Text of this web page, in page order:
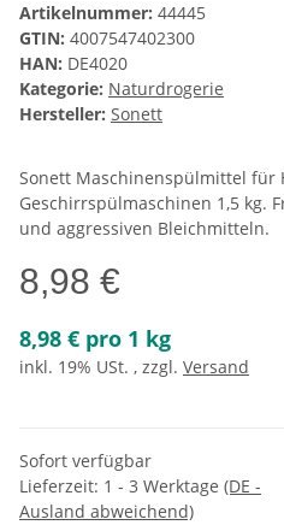
Artikelnummer: 44445
GTIN: 4007547402300
HAN: DE4020
Kategorie: Naturdrogerie
Hersteller: Sonett
Sonett Maschinenspülmittel für
Geschirrspülmaschinen 1,5 kg.
und aggressiven Bleichmitteln.
8,98 €
8,98 € pro 1 kg
inkl. 19% USt. , zzgl. Versand
Sofort verfügbar
Lieferzeit: 1 - 3 Werktage (DE -
Ausland abweichend)